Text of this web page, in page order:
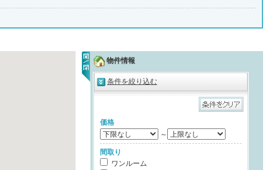
物件情報
条件を絞り込む
価格
～
間取り
ワンルーム